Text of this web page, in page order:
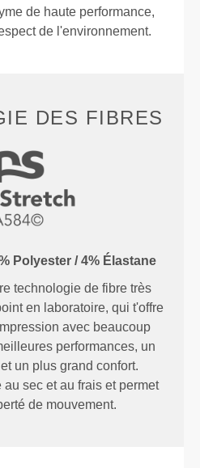
de haute performance,
de l'environnement.
DES FIBRES
Polyester / 4% Élastane
technologie de fibre très
en laboratoire, qui t'offre
avec beaucoup
performances, un
un plus grand confort.
sec et au frais et permet
de mouvement.